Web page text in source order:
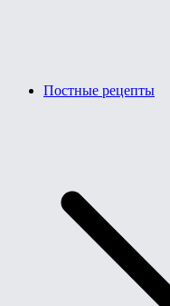
Постные рецепты